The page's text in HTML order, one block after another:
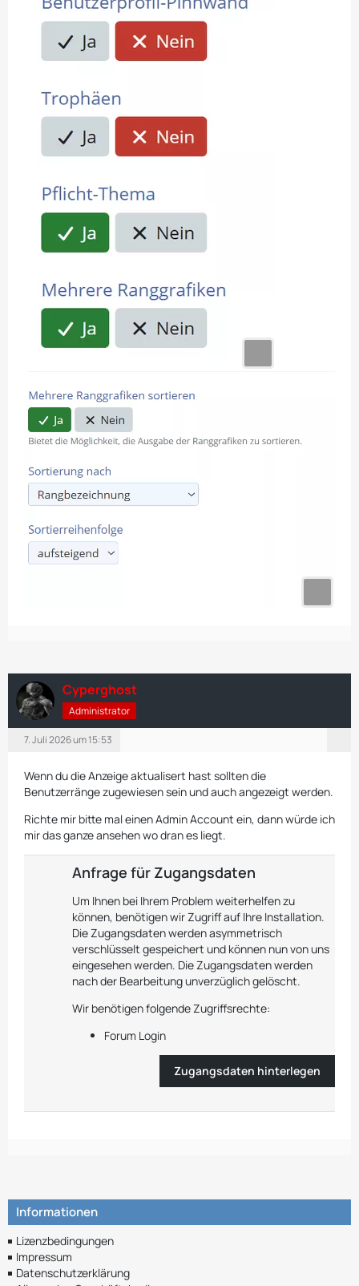
Cyperghost
Administrator
7. Juli 2026 um 15:53
Wenn du die Anzeige aktualisert hast sollten die
Benutzerränge zugewiesen sein und auch angezeigt werden.
Richte mir bitte mal einen Admin Account ein, dann würde ich
mir das ganze ansehen wo dran es liegt.
Anfrage für Zugangsdaten
Um Ihnen bei Ihrem Problem weiterhelfen zu
können, benötigen wir Zugriff auf Ihre Installation.
Die Zugangsdaten werden asymmetrisch
verschlüsselt gespeichert und können nun von uns
eingesehen werden. Die Zugangsdaten werden
nach der Bearbeitung unverzüglich gelöscht.
Wir benötigen folgende Zugriffsrechte:
Forum Login
Zugangsdaten hinterlegen
Informationen
Lizenzbedingungen
Impressum
Datenschutzerklärung